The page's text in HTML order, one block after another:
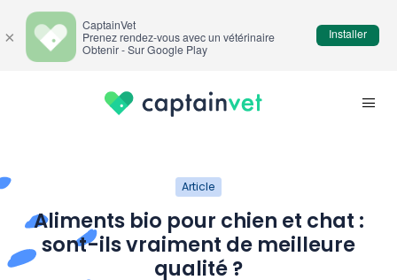
Article
Aliments bio pour chien et chat :
sont-ils vraiment de meilleure
qualité ?
×
CaptainVet
Prenez rendez-vous avec un vétérinaire
Obtenir - Sur Google Play
Installer